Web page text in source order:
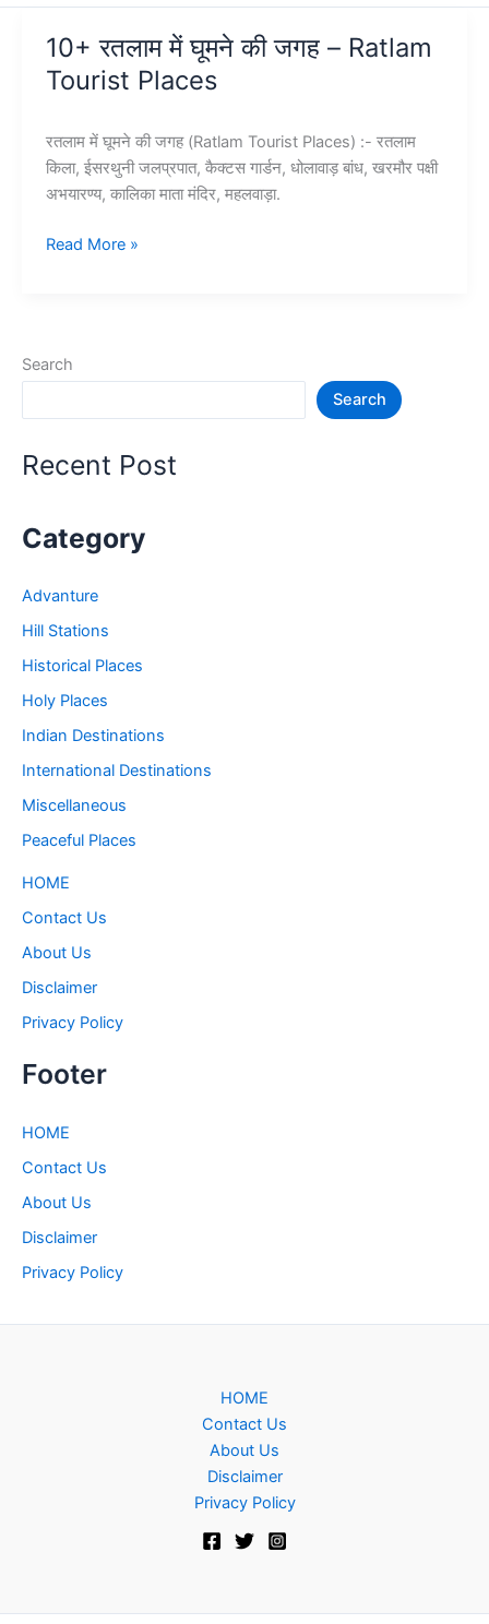
10+ रतलाम में घूमने की जगह – Ratlam
Tourist Places
रतलाम में घूमने की जगह (Ratlam Tourist Places) :- रतलाम
किला, ईसरथुनी जलप्रपात, कैक्टस गार्डन, धोलावाड़ बांध, खरमौर पक्षी
अभयारण्य, कालिका माता मंदिर, महलवाड़ा.
10+
जगह
Places
Read More »
Search
Search
Recent Post
Category
Advanture
Hill Stations
Historical Places
Holy Places
Indian Destinations
International Destinations
Miscellaneous
Peaceful Places
HOME
Contact Us
About Us
Disclaimer
Privacy Policy
Footer
HOME
Contact Us
About Us
Disclaimer
Privacy Policy
HOME
Contact Us
About Us
Disclaimer
Privacy Policy